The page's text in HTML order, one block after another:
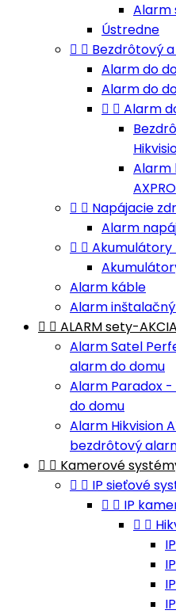
Alarm
Ústredne
  Bezdrôtový
Alarm do
Alarm do
  Alarm
Alarm
AXPRO
  Napájacie
Alarm
  Akumulátory
Alarm káble
Alarm
  ALARM sety-AKCIA
Alarm Satel
alarm do domu
Alarm Paradox
do domu
Alarm Hikvision
bezdrôtový
  Kamerové
  IP sieťové
  IP
 